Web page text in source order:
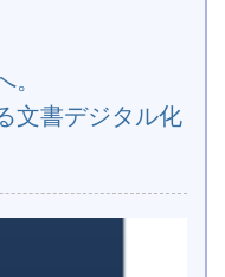
文書デジタル化